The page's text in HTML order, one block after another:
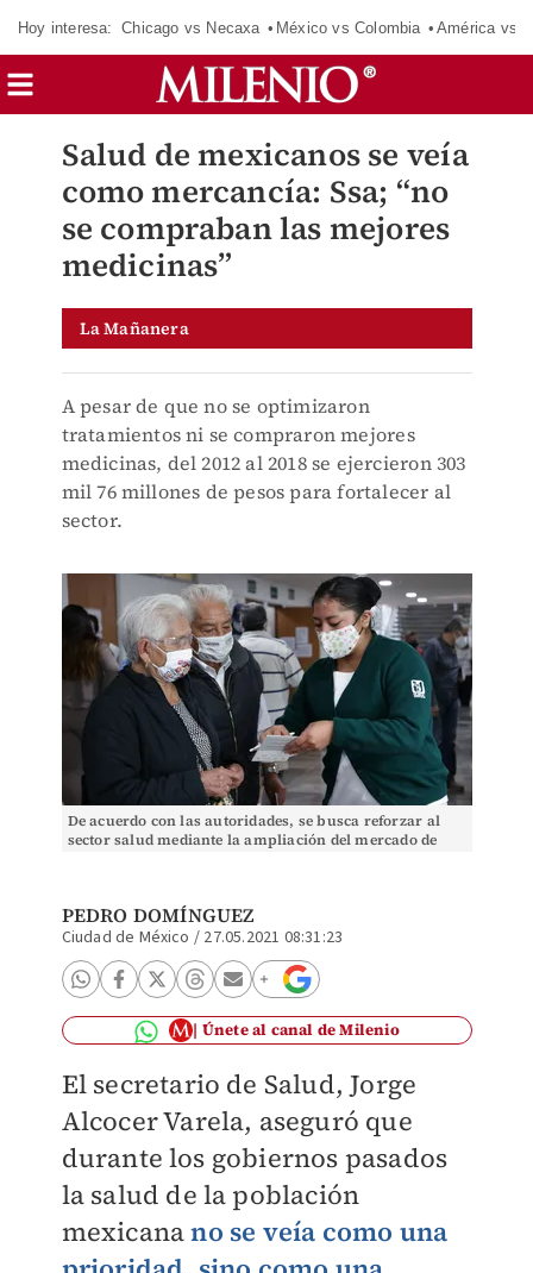
Hoy interesa: Chicago vs Necaxa México vs Colombia América vs
Salud de mexicanos se veía
como mercancía: Ssa; “no
se compraban las mejores
medicinas”
La Mañanera
A pesar de que no se optimizaron
tratamientos ni se compraron mejores
medicinas, del 2012 al 2018 se ejercieron 303
mil 76 millones de pesos para fortalecer al
sector.
De acuerdo con las autoridades, se busca reforzar al
sector salud mediante la ampliación del mercado de
PEDRO DOMÍNGUEZ
Ciudad de México / 27.05.2021 08:31:23
Únete al canal de Milenio
El secretario de Salud, Jorge
Alcocer Varela, aseguró que
durante los gobiernos pasados
la salud de la población
mexicanano se veía como una